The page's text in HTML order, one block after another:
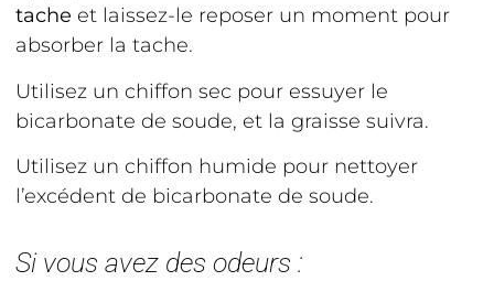
tache et laissez-le reposer un moment pour
absorber la tache.
Utilisez un chiffon sec pour essuyer le
bicarbonate de soude, et la graisse suivra.
Utilisez un chiffon humide pour nettoyer
l’excédent de bicarbonate de soude.
Si vous avez des odeurs :